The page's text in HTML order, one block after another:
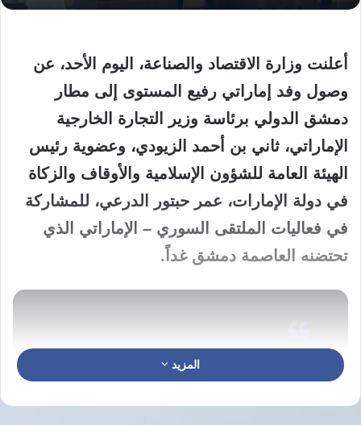
أعلنت وزارة الاقتصاد والصناعة، اليوم الأحد، عن
وصول وفد إماراتي رفيع المستوى إلى مطار
دمشق الدولي برئاسة وزير التجارة الخارجية
الإماراتي، ثاني بن أحمد الزيودي، وعضوية رئيس
الهيئة العامة للشؤون الإسلامية والأوقاف والزكاة
في دولة الإمارات، عمر حبتور الدرعي، للمشاركة
في فعاليات الملتقى السوري – الإماراتي الذي
تحتضنه العاصمة دمشق غداً.
وصول وفد إماراتي رفيع المستوى إلى
دمشق للمشاركة في ملتقى الاستثمار
المزيد